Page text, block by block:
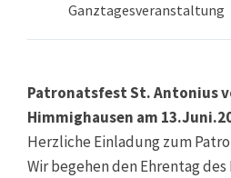
Ganztagesveranstaltung
Patronatsfest St. Antonius
Himmighausen am
Herzliche Einladung zum
Wir begehen den Ehrentag